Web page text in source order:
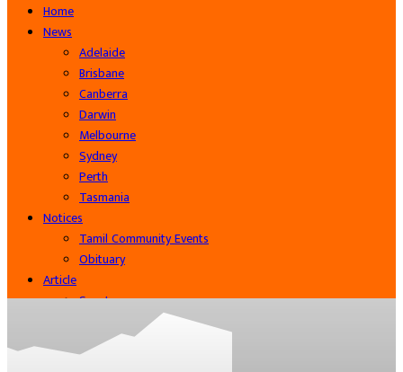
Home
News
Adelaide
Brisbane
Canberra
Darwin
Melbourne
Sydney
Perth
Tasmania
Notices
Tamil Community Events
Obituary
Article
Sports
Community